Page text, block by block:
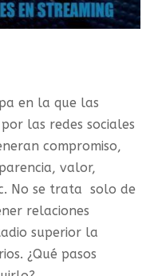
en la que las
las redes sociales
compromiso,
valor,
No se trata solo de
relaciones
superior la
¿Qué pasos